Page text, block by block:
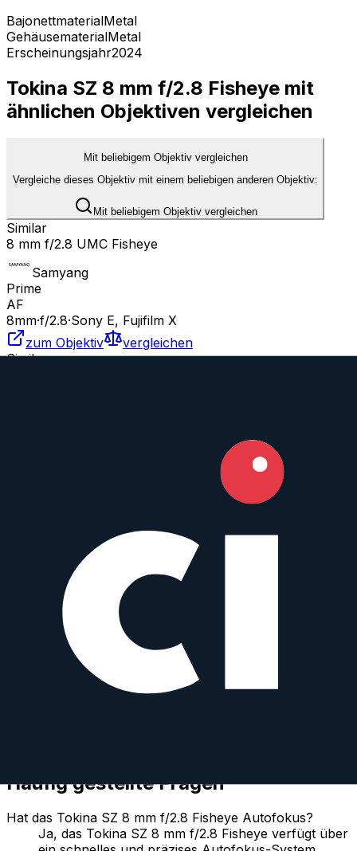
BajonettmaterialMetal
GehäusematerialMetal
Erscheinungsjahr2024
Tokina SZ 8 mm f/2.8 Fisheye mit
ähnlichen Objektiven vergleichen
Mit beliebigem Objektiv vergleichen
Vergleiche dieses Objektiv mit einem beliebigen anderen Objektiv:
Mit beliebigem Objektiv vergleichen
Similar
8 mm f/2.8 UMC Fisheye
Samyang
Prime
AF
8mm·f/2.8·Sony E, Fujifilm X
zum Objektiv
vergleichen
Similar
Häufig gestellte Fragen
Hat das Tokina SZ 8 mm f/2.8 Fisheye Autofokus?
Ja, das Tokina SZ 8 mm f/2.8 Fisheye verfügt über